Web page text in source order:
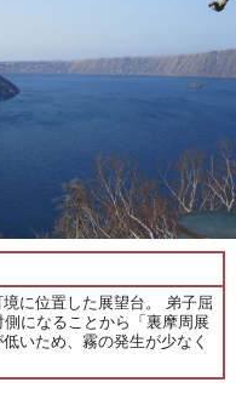
に位置した展望台。 弟子屈
になることから「裏摩周展
いため、霧の発生が少なく